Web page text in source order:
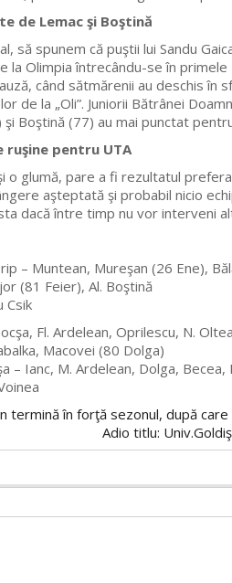
de Lemac şi Boştină
să spunem că puştii lui Sandu
la Olimpia întrecându-se în
când sătmărenii au deschis în
de la „Oli”. Juniorii Bătrânei
Boştină (77) au mai punctat
ruşine pentru UTA
o glumă, pare a fi rezultatul
aşteptată şi probabil nicio
dacă între timp nu vor interveni
– Muntean, Mureşan (26 Ene),
(81 Feier), Al. Boştină
Csik
Fl. Ardelean, Oprilescu, N.
Macovei (80 Dolga)
– Ianc, M. Ardelean, Dolga, Becea,
termină în forţă sezonul, după
Adio titlu: